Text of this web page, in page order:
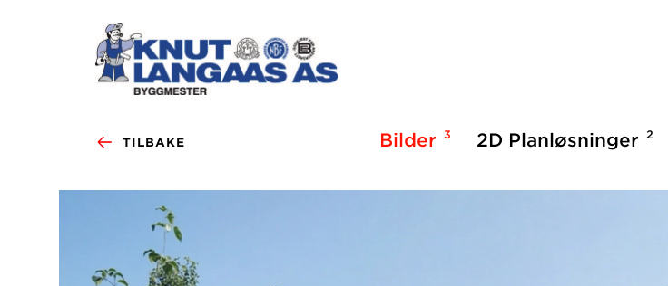
TILBAKE Bilder 3 2D Planløsninger 2